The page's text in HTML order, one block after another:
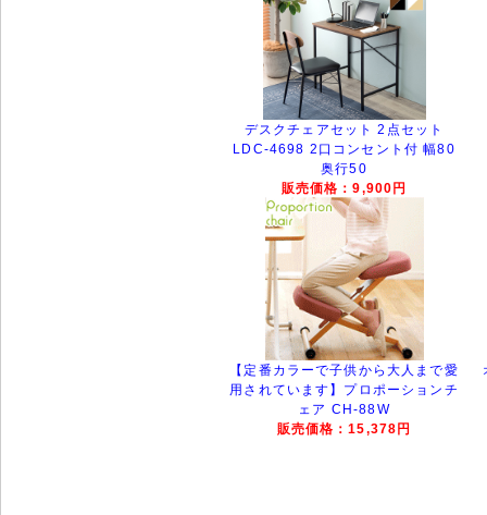
デスクチェアセット 2点セット
LDC-4698 2口コンセント付 幅80
奥行50
販売価格：9,900円
【定番カラーで子供から大人まで愛
用されています】プロポーションチ
ェア CH-88W
販売価格：15,378円